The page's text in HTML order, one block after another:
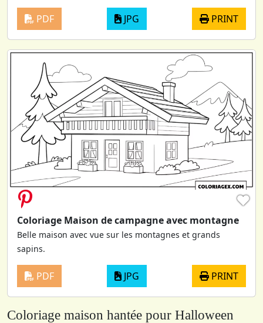
PDF JPG PRINT
♥
Coloriage Maison de campagne avec montagne
Belle maison avec vue sur les montagnes et grands
sapins.
PDF JPG PRINT
Coloriage maison hantée pour Halloween